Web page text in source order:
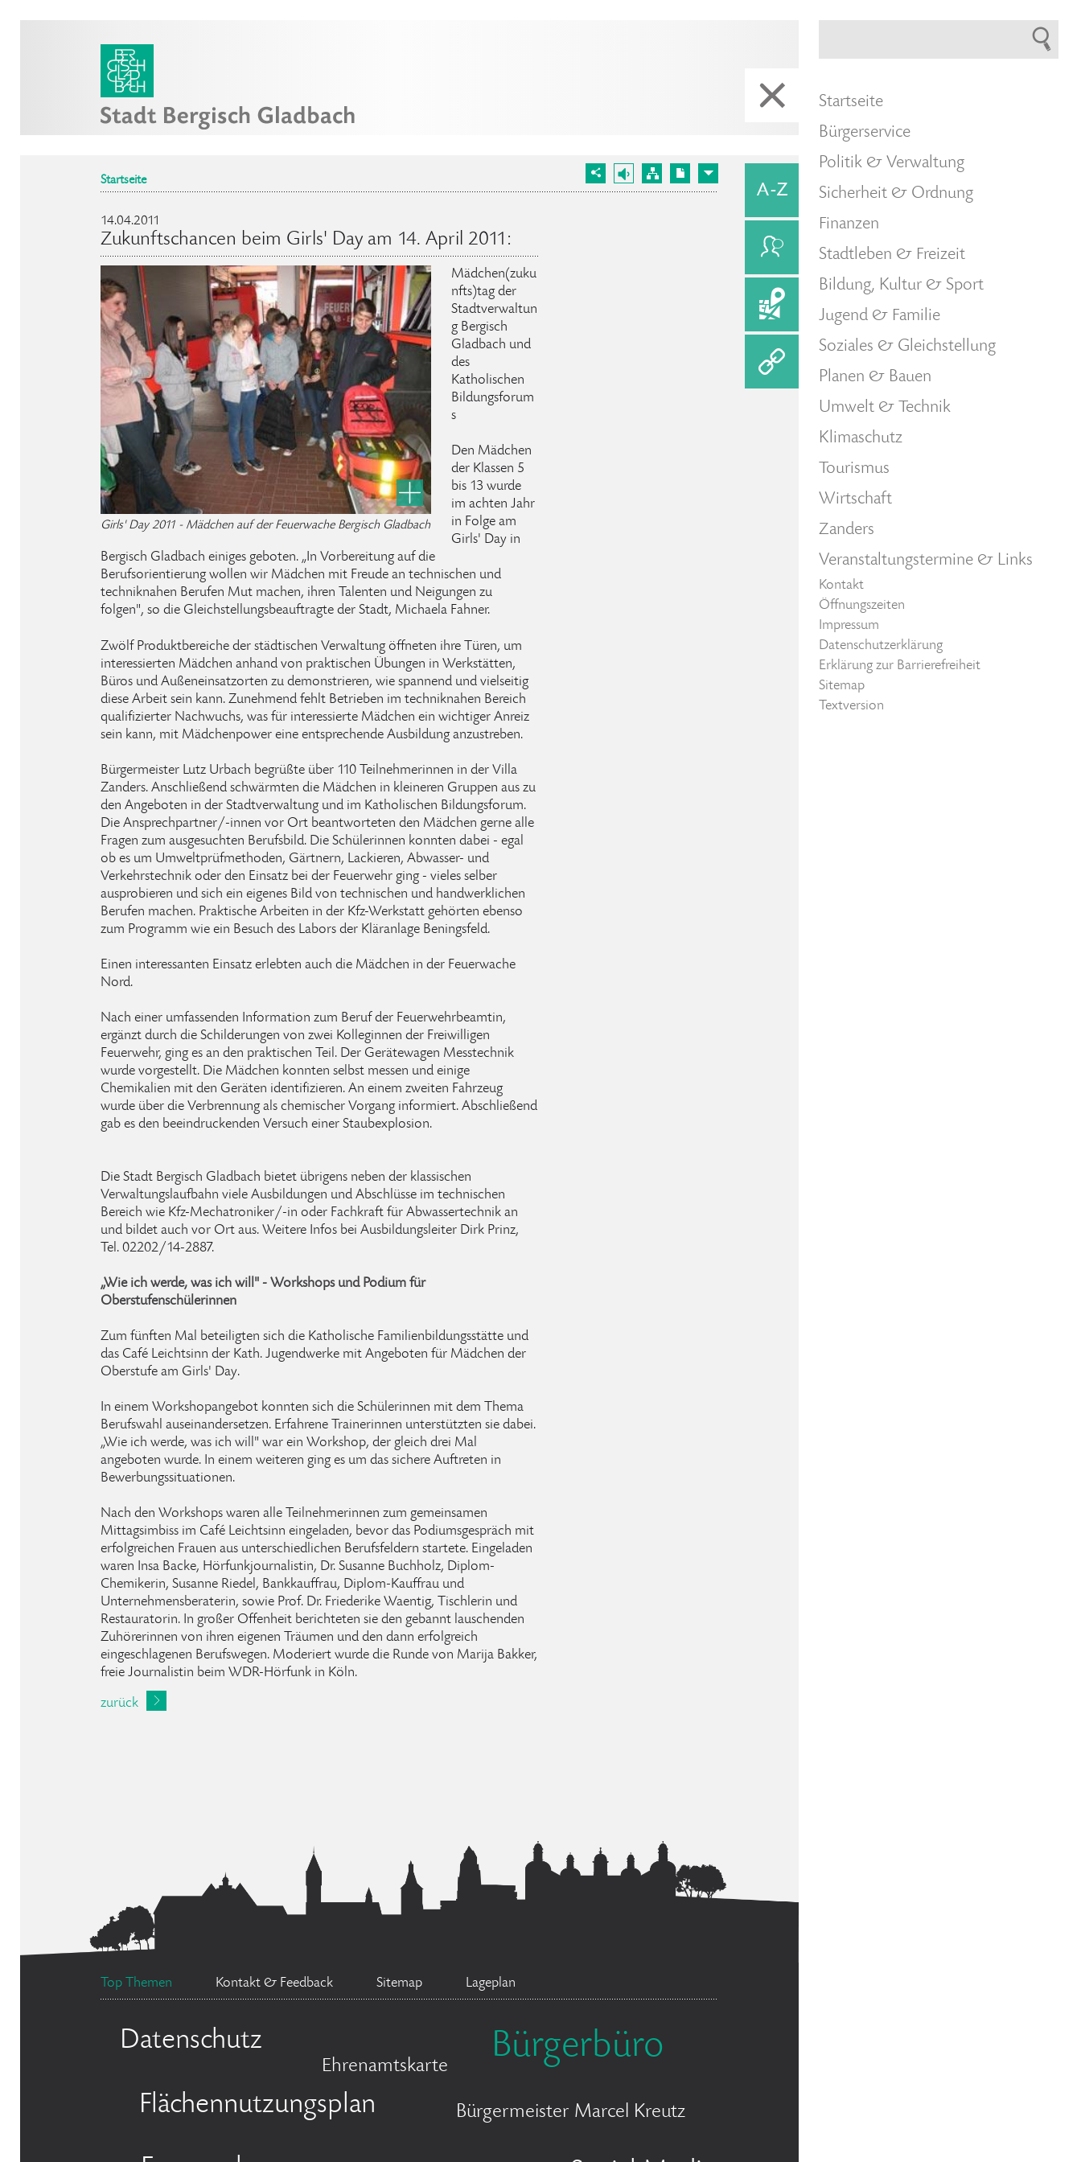
Startseite
14.04.2011
Zukunftschancen beim Girls' Day am 14. April 2011:
Girls' Day 2011 - Mädchen auf der Feuerwache Bergisch Gladbach
Mädchen(zuku
nfts)tag der
Stadtverwaltun
g Bergisch
Gladbach und
des
Katholischen
Bildungsforum
s
Den Mädchen
der Klassen 5
bis 13 wurde
im achten Jahr
in Folge am
Girls' Day in
Bergisch Gladbach einiges geboten. „In Vorbereitung auf die
Berufsorientierung wollen wir Mädchen mit Freude an technischen und
techniknahen Berufen Mut machen, ihren Talenten und Neigungen zu
folgen", so die Gleichstellungsbeauftragte der Stadt, Michaela Fahner.
Zwölf Produktbereiche der städtischen Verwaltung öffneten ihre Türen, um
interessierten Mädchen anhand von praktischen Übungen in Werkstätten,
Büros und Außeneinsatzorten zu demonstrieren, wie spannend und vielseitig
diese Arbeit sein kann. Zunehmend fehlt Betrieben im techniknahen Bereich
qualifizierter Nachwuchs, was für interessierte Mädchen ein wichtiger Anreiz
sein kann, mit Mädchenpower eine entsprechende Ausbildung anzustreben.
Bürgermeister Lutz Urbach begrüßte über 110 Teilnehmerinnen in der Villa
Zanders. Anschließend schwärmten die Mädchen in kleineren Gruppen aus zu
den Angeboten in der Stadtverwaltung und im Katholischen Bildungsforum.
Die Ansprechpartner/-innen vor Ort beantworteten den Mädchen gerne alle
Fragen zum ausgesuchten Berufsbild. Die Schülerinnen konnten dabei - egal
ob es um Umweltprüfmethoden, Gärtnern, Lackieren, Abwasser- und
Verkehrstechnik oder den Einsatz bei der Feuerwehr ging - vieles selber
ausprobieren und sich ein eigenes Bild von technischen und handwerklichen
Berufen machen. Praktische Arbeiten in der Kfz-Werkstatt gehörten ebenso
zum Programm wie ein Besuch des Labors der Kläranlage Beningsfeld.
Einen interessanten Einsatz erlebten auch die Mädchen in der Feuerwache
Nord.
Nach einer umfassenden Information zum Beruf der Feuerwehrbeamtin,
ergänzt durch die Schilderungen von zwei Kolleginnen der Freiwilligen
Feuerwehr, ging es an den praktischen Teil. Der Gerätewagen Messtechnik
wurde vorgestellt. Die Mädchen konnten selbst messen und einige
Chemikalien mit den Geräten identifizieren. An einem zweiten Fahrzeug
wurde über die Verbrennung als chemischer Vorgang informiert. Abschließend
gab es den beeindruckenden Versuch einer Staubexplosion.
Die Stadt Bergisch Gladbach bietet übrigens neben der klassischen
Verwaltungslaufbahn viele Ausbildungen und Abschlüsse im technischen
Bereich wie Kfz-Mechatroniker/-in oder Fachkraft für Abwassertechnik an
und bildet auch vor Ort aus. Weitere Infos bei Ausbildungsleiter Dirk Prinz,
Tel. 02202/14-2887.
„Wie ich werde, was ich will" - Workshops und Podium für
Oberstufenschülerinnen
Zum fünften Mal beteiligten sich die Katholische Familienbildungsstätte und
das Café Leichtsinn der Kath. Jugendwerke mit Angeboten für Mädchen der
Oberstufe am Girls' Day.
In einem Workshopangebot konnten sich die Schülerinnen mit dem Thema
Berufswahl auseinandersetzen. Erfahrene Trainerinnen unterstützten sie dabei.
„Wie ich werde, was ich will" war ein Workshop, der gleich drei Mal
angeboten wurde. In einem weiteren ging es um das sichere Auftreten in
Bewerbungssituationen.
Nach den Workshops waren alle Teilnehmerinnen zum gemeinsamen
Mittagsimbiss im Café Leichtsinn eingeladen, bevor das Podiumsgespräch mit
erfolgreichen Frauen aus unterschiedlichen Berufsfeldern startete. Eingeladen
waren Insa Backe, Hörfunkjournalistin, Dr. Susanne Buchholz, Diplom-
Chemikerin, Susanne Riedel, Bankkauffrau, Diplom-Kauffrau und
Unternehmensberaterin, sowie Prof. Dr. Friederike Waentig, Tischlerin und
Restauratorin. In großer Offenheit berichteten sie den gebannt lauschenden
Zuhörerinnen von ihren eigenen Träumen und den dann erfolgreich
eingeschlagenen Berufswegen. Moderiert wurde die Runde von Marija Bakker,
freie Journalistin beim WDR-Hörfunk in Köln.
zurück
Top Themen Kontakt & Feedback Sitemap Lageplan
Datenschutz
Ehrenamtskarte Bürgerbüro
Flächennutzungsplan Bürgermeister Marcel Kreutz
Startseite
Bürgerservice
Politik & Verwaltung
Sicherheit & Ordnung
Finanzen
Stadtleben & Freizeit
Bildung, Kultur & Sport
Jugend & Familie
Soziales & Gleichstellung
Planen & Bauen
Umwelt & Technik
Klimaschutz
Tourismus
Wirtschaft
Zanders
Veranstaltungstermine & Links
Kontakt
Öffnungszeiten
Impressum
Datenschutzerklärung
Erklärung zur Barrierefreiheit
Sitemap
Textversion